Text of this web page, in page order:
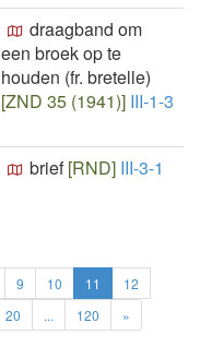
draagband om
een broek op te
houden (fr. bretelle)
[ZND 35 (1941)] III-1-3
brief[RND] III-3-1
9 10 11
12
20 ... 120 »